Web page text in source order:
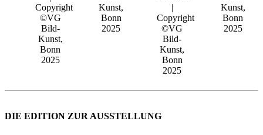
Copyright
©VG
Bild-
Kunst,
Bonn
2025
Kunst,
Bonn
2025
|
Copyright
©VG
Bild-
Kunst,
Bonn
2025
Kunst,
Bonn
2025
DIE EDITION ZUR AUSSTELLUNG